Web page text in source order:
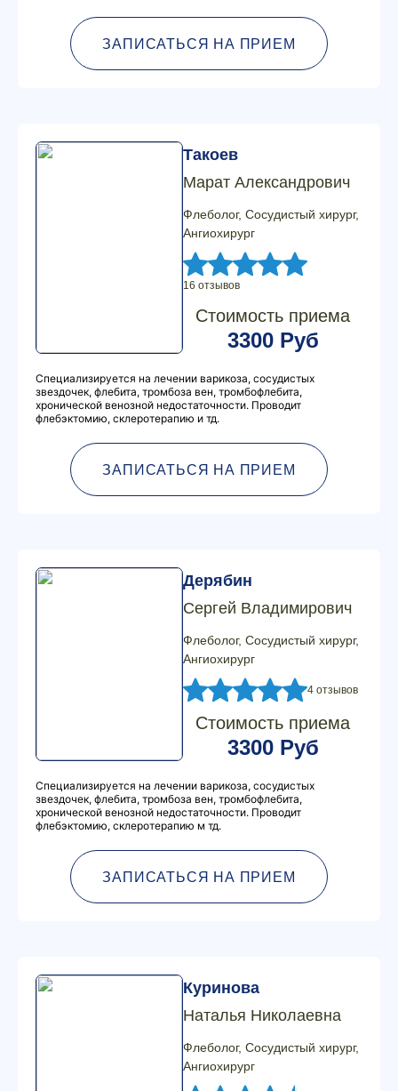
ЗАПИСАТЬСЯ НА ПРИЕМ
Такоев
Марат Александрович
Флеболог, Сосудистый хирург,
Ангиохирург
16 отзывов
Стоимость приема
3300 Руб
Специализируется на лечении варикоза, сосудистых
звездочек, флебита, тромбоза вен, тромбофлебита,
хронической венозной недостаточности. Проводит
флебэктомию, склеротерапию и тд.
ЗАПИСАТЬСЯ НА ПРИЕМ
Дерябин
Сергей Владимирович
Флеболог, Сосудистый хирург,
Ангиохирург
4 отзывов
Стоимость приема
3300 Руб
Специализируется на лечении варикоза, сосудистых
звездочек, флебита, тромбоза вен, тромбофлебита,
хронической венозной недостаточности. Проводит
флебэктомию, склеротерапию м тд.
ЗАПИСАТЬСЯ НА ПРИЕМ
Куринова
Наталья Николаевна
Флеболог, Сосудистый хирург,
Ангиохирург